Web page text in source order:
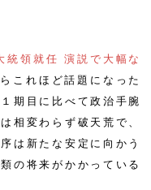
統領就任 演説で大幅な
これほど話題になった
期目に比べて政治手腕
相変わらず破天荒で、
は新たな安定に向かう
の将来がかかっている